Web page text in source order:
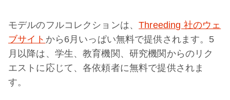
モデルのフルコレクションは、Threeding 社のウェ
ブサイト から6月いっぱい無料で提供されます。5
月以降は、学生、教育機関、研究機関からのリク
エストに応じて、各依頼者に無料で提供されま
す。